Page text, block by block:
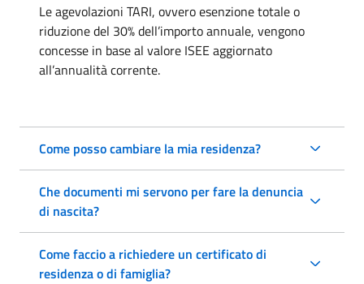
Le agevolazioni TARI, ovvero esenzione totale o
riduzione del 30% dell’importo annuale, vengono
concesse in base al valore ISEE aggiornato
all’annualità corrente.
Come posso cambiare la mia residenza?
Che documenti mi servono per fare la denuncia
di nascita?
Come faccio a richiedere un certificato di
residenza o di famiglia?